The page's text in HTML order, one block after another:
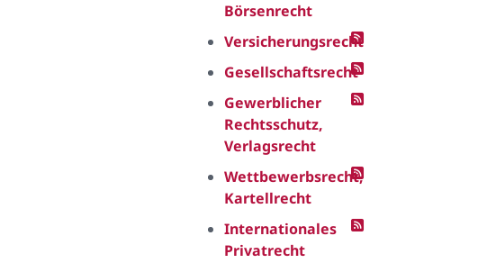
Börsenrecht
Versicherungsrecht
Gesellschaftsrecht
Gewerblicher
Rechtsschutz,
Verlagsrecht
Wettbewerbsrecht,
Kartellrecht
Internationales
Privatrecht